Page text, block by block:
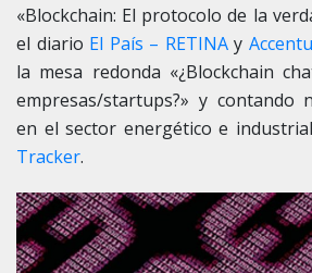
«Blockchain: El protocolo de la
el diario El País – RETINAy
la mesa redonda «¿Blockchain
empresas/startups?» y contando
en el sector energético e
Tracker.